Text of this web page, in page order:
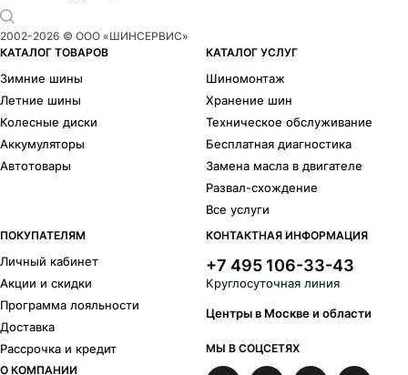
2002-2026 © ООО «ШИНСЕРВИС»
КАТАЛОГ ТОВАРОВ
Зимние шины
Летние шины
Колесные диски
Аккумуляторы
Автотовары
КАТАЛОГ УСЛУГ
Шиномонтаж
Хранение шин
Техническое обслуживание
Бесплатная диагностика
Замена масла в двигателе
Развал-схождение
Все услуги
ПОКУПАТЕЛЯМ
Личный кабинет
Акции и скидки
Программа лояльности
Доставка
Рассрочка и кредит
О КОМПАНИИ
КОНТАКТНАЯ ИНФОРМАЦИЯ
+7 495 106-33-43
Круглосуточная линия
Центры в Москве и области
МЫ В СОЦСЕТЯХ